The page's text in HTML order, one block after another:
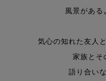
風景がある
気心の知れた友人
家族とそ
語り合い